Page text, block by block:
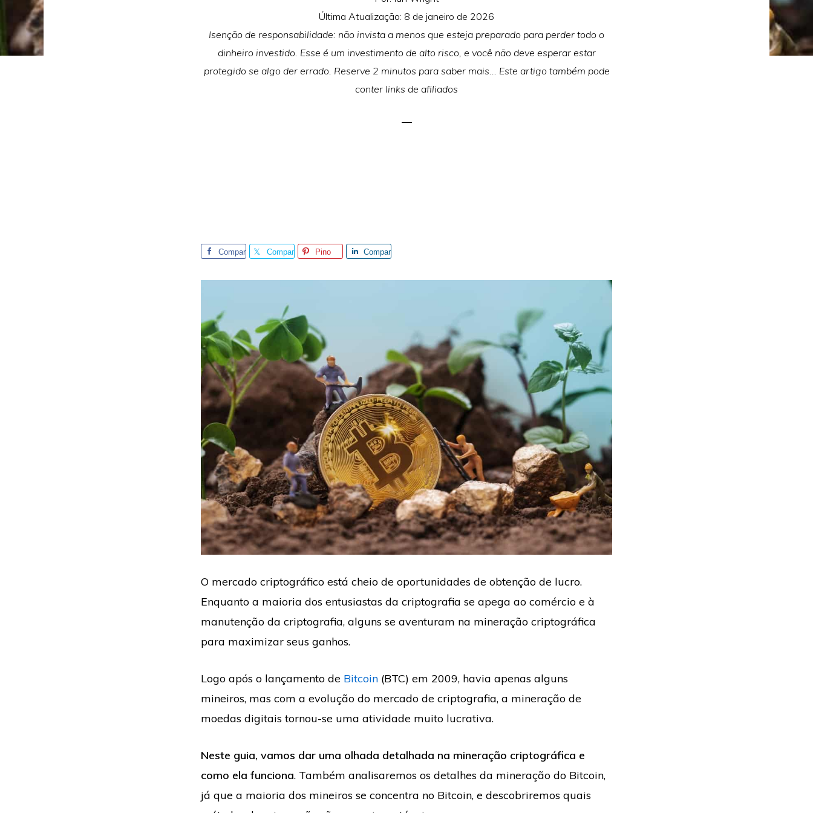
Última Atualização: 8 de janeiro de 2026
Isenção de responsabilidade: não invista a menos que esteja preparado para perder todo o
dinheiro investido. Esse é um investimento de alto risco, e você não deve esperar estar
protegido se algo der errado. Reserve 2 minutos para saber mais... Este artigo também pode
conter links de afiliados
Compar
Compar
Pino
Compar
O mercado criptográfico está cheio de oportunidades de obtenção de lucro.
Enquanto a maioria dos entusiastas da criptografia se apega ao comércio e à
manutenção da criptografia, alguns se aventuram na mineração criptográfica
para maximizar seus ganhos.
Logo após o lançamento de Bitcoin (BTC) em 2009, havia apenas alguns
mineiros, mas com a evolução do mercado de criptografia, a mineração de
moedas digitais tornou-se uma atividade muito lucrativa.
Neste guia, vamos dar uma olhada detalhada na mineração criptográfica e
como ela funciona. Também analisaremos os detalhes da mineração do Bitcoin,
já que a maioria dos mineiros se concentra no Bitcoin, e descobriremos quais